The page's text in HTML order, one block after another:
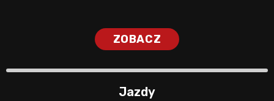
ZOBACZ
Jazdy